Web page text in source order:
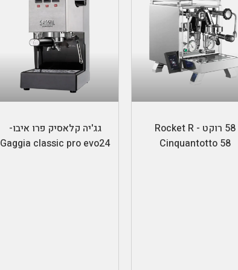
הוספה לסל
58 רוקט - Rocket R
Cinquantotto 58
הוספה לסל
גג'יה קלאסיק פרו איבו-
Gaggia classic pro evo24